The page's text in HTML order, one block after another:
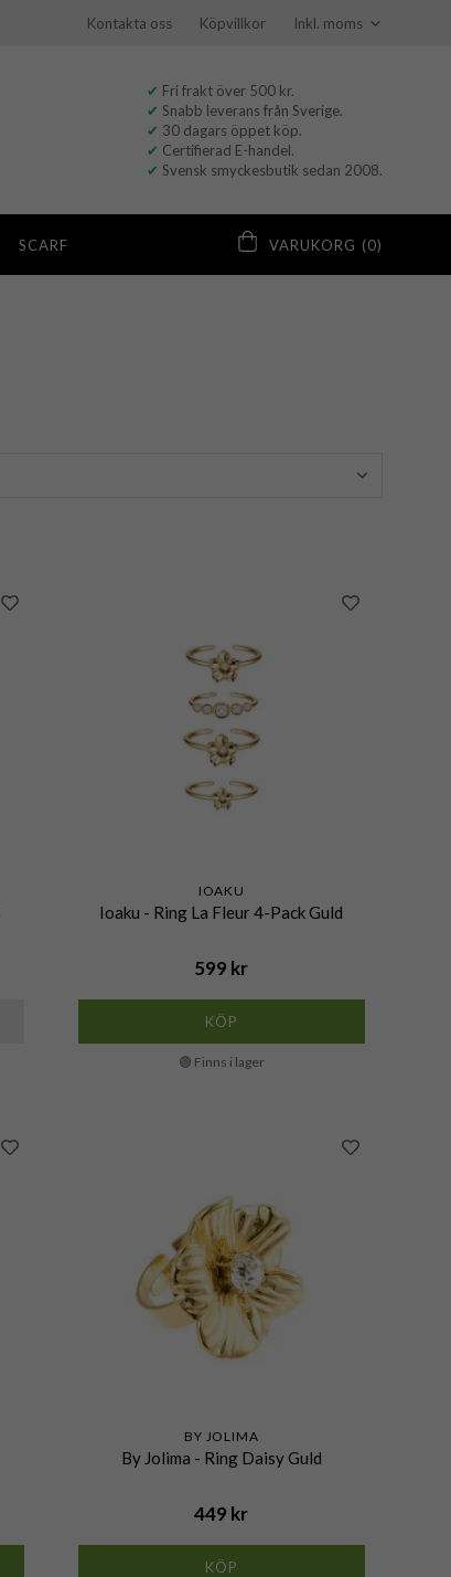
Kontakta oss Köpvillkor
✔ Fri frakt över 500 kr.
✔ Snabb leverans från Sverige.
✔ 30 dagars öppet köp.
✔ Certifierad E-handel.
✔ Svensk smyckesbutik sedan 2008.
SCARF VARUKORG (0)
IOAKU
Ioaku - Ring La Fleur 4-Pack Guld
599 kr
KÖP
🟢 Finns i lager
BY JOLIMA
By Jolima - Ring Daisy Guld
449 kr
KÖP